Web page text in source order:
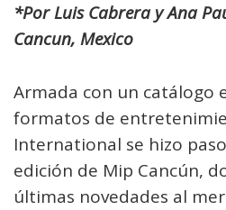
*Por Luis Cabrera y Ana
Cancun, Mexico
Armada con un catálogo
formatos de
International se hizo
edición de Mip Cancún,
últimas novedades al